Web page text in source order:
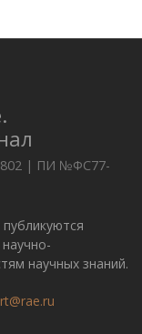
| ПИ №ФС77-
научных знаний.